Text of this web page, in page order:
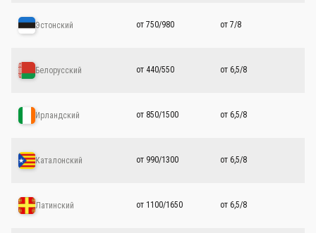
Эстонский от 750/980 от 7/8
Белорусский от 440/550 от 6,5/8
Ирландский от 850/1500 от 6,5/8
Каталонский от 990/1300 от 6,5/8
Латинский от 1100/1650 от 6,5/8